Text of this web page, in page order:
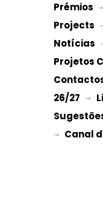
Prémios
Projects
Notícias
Projetos
26/27 →
→